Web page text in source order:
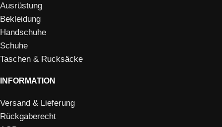
Ausrüstung
Bekleidung
Handschuhe
Schuhe
Taschen & Rucksäcke
INFORMATION
Versand & Lieferung
Rückgaberecht